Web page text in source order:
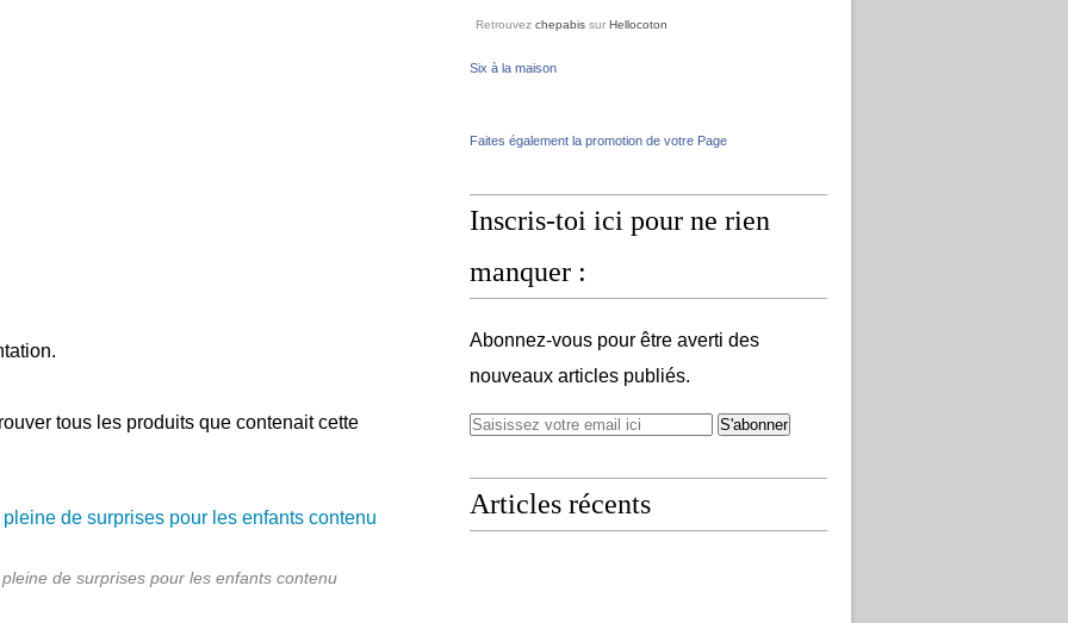
tous les produits que contenait cette
de surprises pour les enfants contenu
Retrouvez chepabis sur Hellocoton
Six à la maison
Faites également la promotion de votre Page
Inscris-toi ici pour ne rien
manquer :
Abonnez-vous pour être averti des
nouveaux articles publiés.
Articles récents